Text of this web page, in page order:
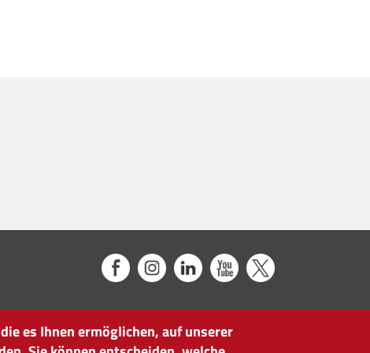
es Ihnen ermöglichen, auf unserer